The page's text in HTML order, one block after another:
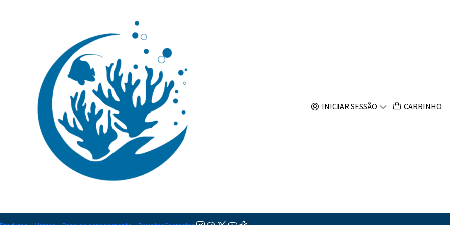
INICIAR SESSÃO CARRINHO
Favia lemon lime
Adicionar à lista de favoritos
Mostrar stock das localizações
PARTILHAR ESTE PRODUTO